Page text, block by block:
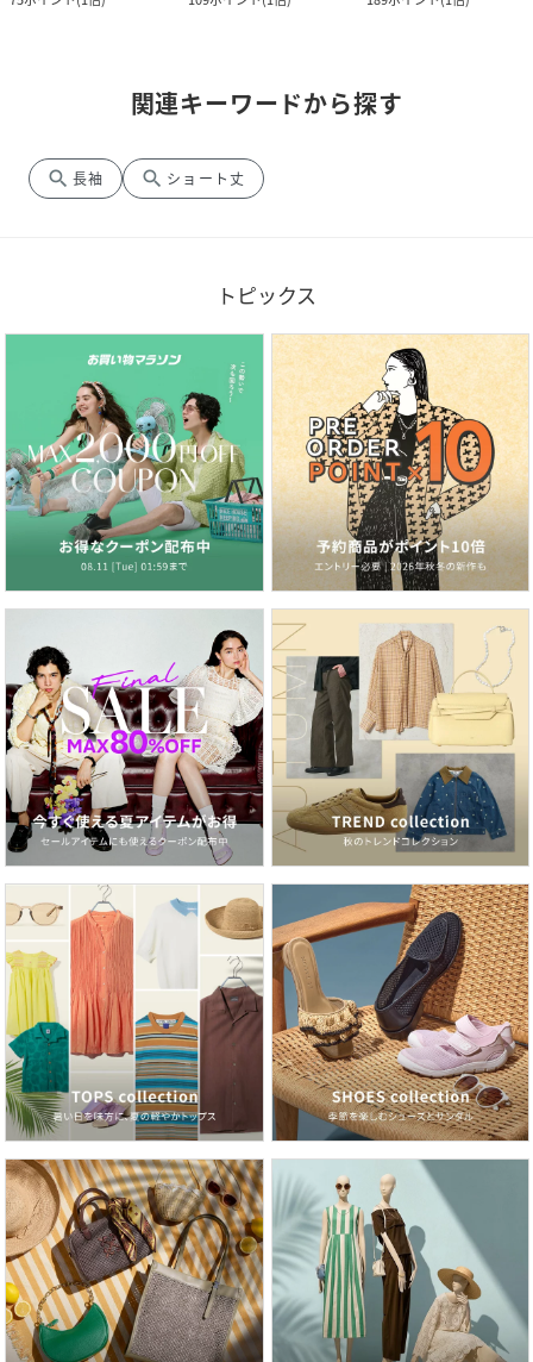
関連キーワードから探す
search 長袖 search ショート丈
トピックス